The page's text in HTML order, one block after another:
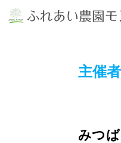
主催
みつ